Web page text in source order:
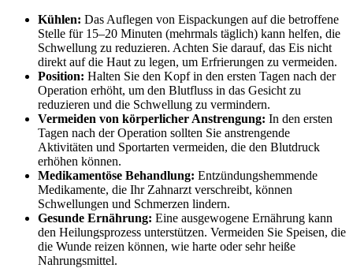
Kühlen: Das Auflegen von Eispackungen auf die betroffene
Stelle für 15–20 Minuten (mehrmals täglich) kann helfen, die
Schwellung zu reduzieren. Achten Sie darauf, das Eis nicht
direkt auf die Haut zu legen, um Erfrierungen zu vermeiden.
Position: Halten Sie den Kopf in den ersten Tagen nach der
Operation erhöht, um den Blutfluss in das Gesicht zu
reduzieren und die Schwellung zu vermindern.
Vermeiden von körperlicher Anstrengung: In den ersten
Tagen nach der Operation sollten Sie anstrengende
Aktivitäten und Sportarten vermeiden, die den Blutdruck
erhöhen können.
Medikamentöse Behandlung: Entzündungshemmende
Medikamente, die Ihr Zahnarzt verschreibt, können
Schwellungen und Schmerzen lindern.
Gesunde Ernährung: Eine ausgewogene Ernährung kann
den Heilungsprozess unterstützen. Vermeiden Sie Speisen, die
die Wunde reizen können, wie harte oder sehr heiße
Nahrungsmittel.